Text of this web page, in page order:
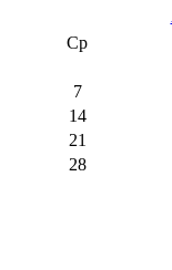
Ср
7
14
21
28